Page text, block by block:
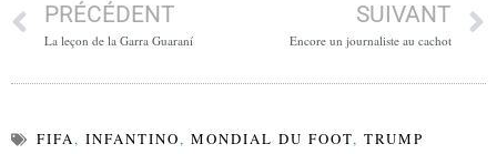
PRÉCÉDENT
La leçon de la Garra Guaraní
SUIVANT
Encore un journaliste au cachot
FIFA, INFANTINO, MONDIAL DU FOOT, TRUMP